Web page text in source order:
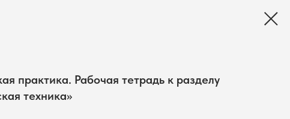
практика. Рабочая тетрадь к разделу
техника»